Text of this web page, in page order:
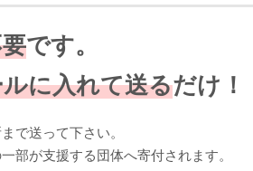
です。
に入れて送るだけ！
で送って下さい。
部が支援する団体へ寄付されます。